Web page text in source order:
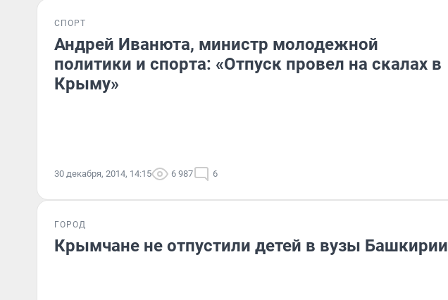
СПОРТ
Андрей Иванюта, министр молодежной
политики и спорта: «Отпуск провел на скалах в
Крыму»
30 декабря, 2014, 14:15 6 987 6
ГОРОД
Крымчане не отпустили детей в вузы Башкирии